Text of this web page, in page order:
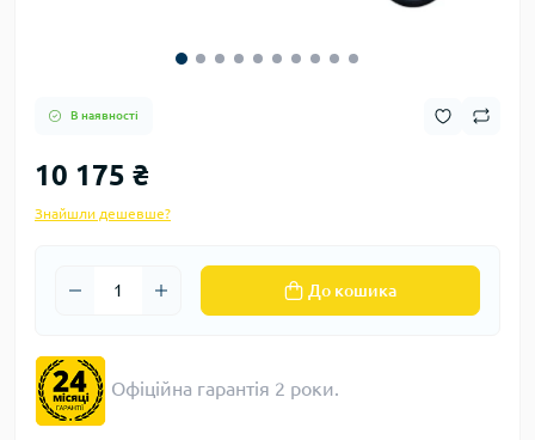
В наявності
10 175 ₴
Знайшли дешевше?
До кошика
Офіційна гарантія 2 роки.